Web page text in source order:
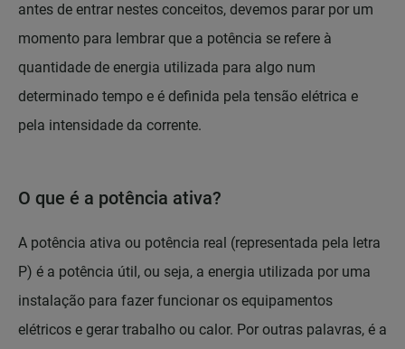
antes de entrar nestes conceitos, devemos parar por um
momento para lembrar que a potência se refere à
quantidade de energia utilizada para algo num
determinado tempo e é definida pela tensão elétrica e
pela intensidade da corrente.
O que é a potência ativa?
A potência ativa ou potência real (representada pela letra
P) é a potência útil, ou seja, a energia utilizada por uma
instalação para fazer funcionar os equipamentos
elétricos e gerar trabalho ou calor. Por outras palavras, é a